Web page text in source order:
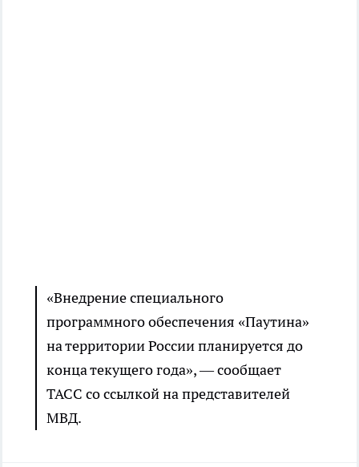
«Внедрение специального
программного обеспечения «Паутина»
на территории России планируется до
конца текущего года», — сообщает
ТАСС со ссылкой на представителей
МВД.